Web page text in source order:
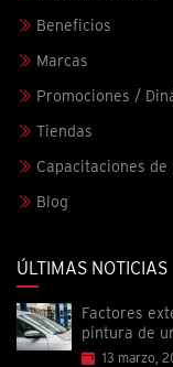
Beneficios
Marcas
Promociones /
Tiendas
Capacitaciones de
Blog
ÚLTIMAS NOTICIAS
Factores
pintura de
13 marzo,